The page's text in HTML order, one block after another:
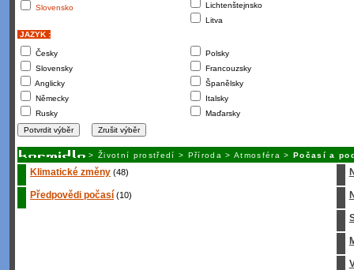
Slovensko
Lichtenštejnsko
Litva
JAZYK :
Česky
Slovensky
Anglicky
Německy
Rusky
Polsky
Francouzsky
Španělsky
Italsky
Maďarsky
> Životní prostředí > Příroda >Atmosféra >Počasí a
Klimatické změny (48)
Předpovědi počasí (10)